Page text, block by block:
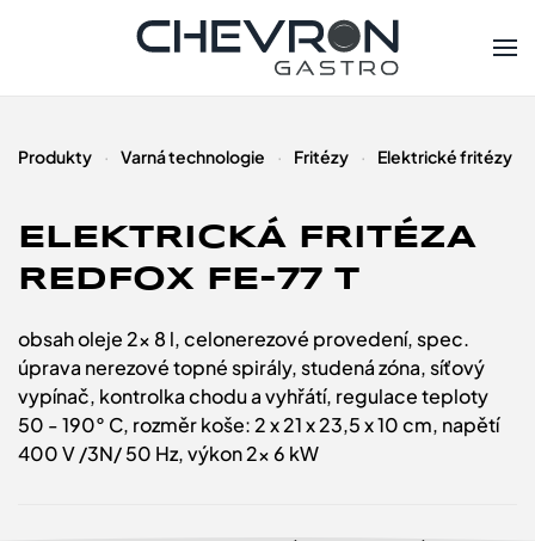
Produkty Varná technologie Fritézy Elektrické fritézy
ELEKTRICKÁ FRITÉZA
REDFOX FE-77 T
obsah oleje 2x 8 l, celonerezové provedení, spec.
úprava nerezové topné spirály, studená zóna, síťový
vypínač, kontrolka chodu a vyhřátí, regulace teploty
50 - 190° C, rozměr koše: 2 x 21 x 23,5 x 10 cm, napětí
400 V /3N/ 50 Hz, výkon 2x 6 kW